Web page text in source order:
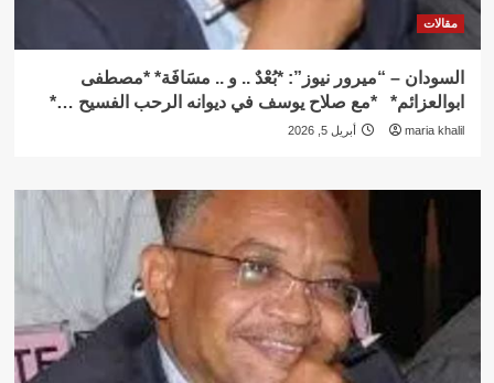
مقالات
السودان – “ميرور نيوز”: *بُعْدٌ .. و .. مسَافَة* *مصطفى
ابوالعزائم* *مع صلاح يوسف في ديوانه الرحب الفسيح …*
maria khalil أبريل 5, 2026